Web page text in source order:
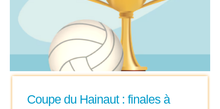
Coupe du Hainaut : finales à